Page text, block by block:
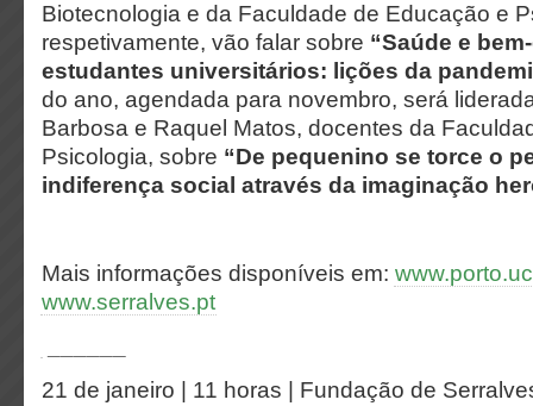
Biotecnologia e da Faculdade de Educação e
respetivamente, vão falar sobre “Saúde e
estudantes universitários: lições da
do ano, agendada para novembro, será
Barbosa e Raquel Matos, docentes da
Psicologia, sobre “De pequenino se torce o
indiferença social através da imaginação
Mais informações disponíveis em:
www.serralves.pt
21 de janeiro | 11 horas | Fundação de